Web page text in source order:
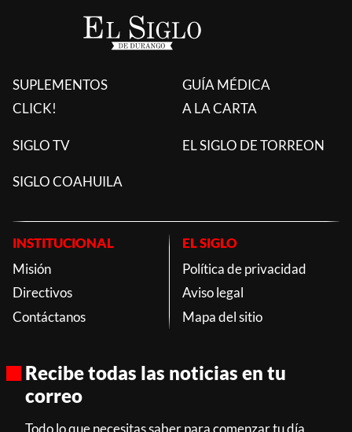
SUPLEMENTOS
CLICK!
GUÍA MÉDICA
A LA CARTA
SIGLO TV EL SIGLO DE TORREON
SIGLO COAHUILA
INSTITUCIONAL
Misión
Directivos
Contáctanos
EL SIGLO
Política de privacidad
Aviso legal
Mapa del sitio
Recibe todas las noticias en tu
correo
Todo lo que necesitas saber para comenzar tu día